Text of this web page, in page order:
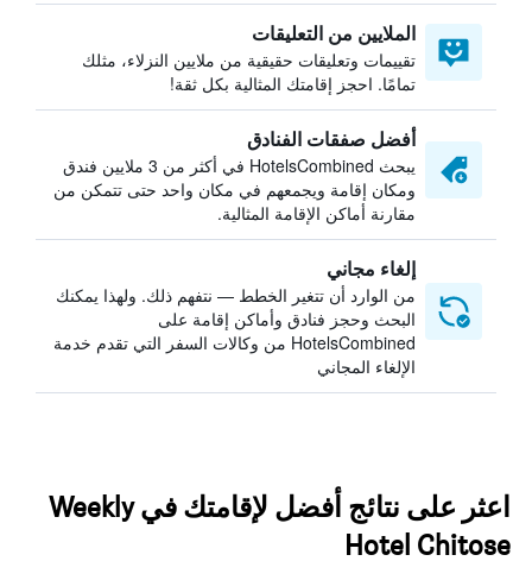
الملايين من التعليقات
تقييمات وتعليقات حقيقية من ملايين النزلاء، مثلك
تمامًا. احجز إقامتك المثالية بكل ثقة!
أفضل صفقات الفنادق
يبحث HotelsCombined في أكثر من 3 ملايين فندق
ومكان إقامة ويجمعهم في مكان واحد حتى تتمكن من
مقارنة أماكن الإقامة المثالية.
إلغاء مجاني
من الوارد أن تتغير الخطط — نتفهم ذلك. ولهذا يمكنك
البحث وحجز فنادق وأماكن إقامة على
HotelsCombined من وكالات السفر التي تقدم خدمة
الإلغاء المجاني
اعثر على نتائج أفضل لإقامتك في Weekly
Hotel Chitose